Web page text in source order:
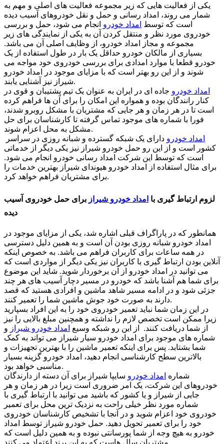
یکی از فعالیت هایی که زیر مجموعه فعالیت های اصلی و مهم به
شمار می روند، امداد رسانی و حمل و نقل خودروهای آسیب دیده
است که توسط امداد خودرو انجام می شود، حمل و بررسی
خودروی مورد نظر و منتقل کردن آن به یکی از نمایندگی های زیر
مجموعه و مجاز امداد خودرو، از وظایف اصلی آن می باشد.
بسیاری از مالکان خودرو حداقل یک بار در طول استفاده از یک
خودرو قطعا با موارد امدادی برای بررسی خودروی خود مواجه می
شوند و از این رو بهتر است که با مزایای موجود در امداد خودرو
شیراز نیز آشنایی یابند.
امداد خودرو جاده ای در ایران به عنوان یک تیم پشتیبان و قوی در
کنار رانندگان بوده و همواره این امکان را برای آن ها فراهم کرده
است تا در هر زمان و هر جایی که مشتریان با مشکل روبرو شدند،
فورا با شماره های موجود تماس گرفته تا کارشناسان برای حل
مشکل به محل اعزام شوند.
امداد خودرو دارای یک شبکه گسترده و شبانه روزی در سراسر
کشور است و از این رو حمل خودرو شیراز نیز یکی دیگر از خدماتی
است که توسط این شرکت امداد رسانی خودرو انجام می شود.
برای مثال استفاده از امداد خودرو هیوندای شیراز بهترین خدمات را
برای مشتریان فراهم خواهد کرد.
لزوم ارتباط گیری با امداد خودرو شیراز برای حمل خودروی آسیب
دیده
همانطور که در پاراگراف قبلی اشاره شد، یکی از مزایای موجود در
امداد خودرو شبانه روزی بودن آن است و به همین دلیل دسترسی
در همه ساعات برای کاربران فراهم می باشد. به خصوص اینکه
آنلاین بودن ارتباط گیری با کاربران نیز یکی دیگر از مواردی است که
می توانید در امداد خودرو از آن برخوردار شوید. شاید این موضوع
برای شما هم آشنا باشد که خودرو در مسیر دچار آسیب های هر چند
جزئی شود و در ادامه مسیر شاهد ماشین و افرادی هستید که قصد
دارند به صورت خود جوش ماشین شما را تعمیر کنند.
در این زمان شما نباید تعمیر خودروی خود را به این افراد بسپارید
زیرا ممکن است تخصص لازم را نداشته و همچنین مبلغ بالایی را نیز
از شما دریافت کنند. از این رو شبکه وسیع امداد خودرو شیراز و
شماره های موجود برای امداد خودرو سیار شیراز می تواند به کمک
شما بشتابد. پس برای اینکه تعمیر ماشین را با بهترین تجهیزات و
بالاترین سطح کارشناسی انجام دهید، امداد خودرو گزینه بسیار
مناسبی خواهد بود.
شماره امداد خودرو سایپا شیراز برای آن دسته از دارندگان
خودروهای این شرکت، یک امر ضروری است زیرا در هر زمان و هر
جایی از شیراز و یا کشور که باشید می توانید با ارتباط گیری با
شماره مورد نظر خیلی راحت به نزدیک ترین محل برای تعمیر
خودروی خود اعزام شوید و در آنجا با تشخیص کارشناسان خودروی
خود را برای تعمیر تحویل دهید. حمل خودرو شیراز توسط امداد
خودرو به هیچ وجه از شما پورسانتی نبوده و به همین دلیل است که